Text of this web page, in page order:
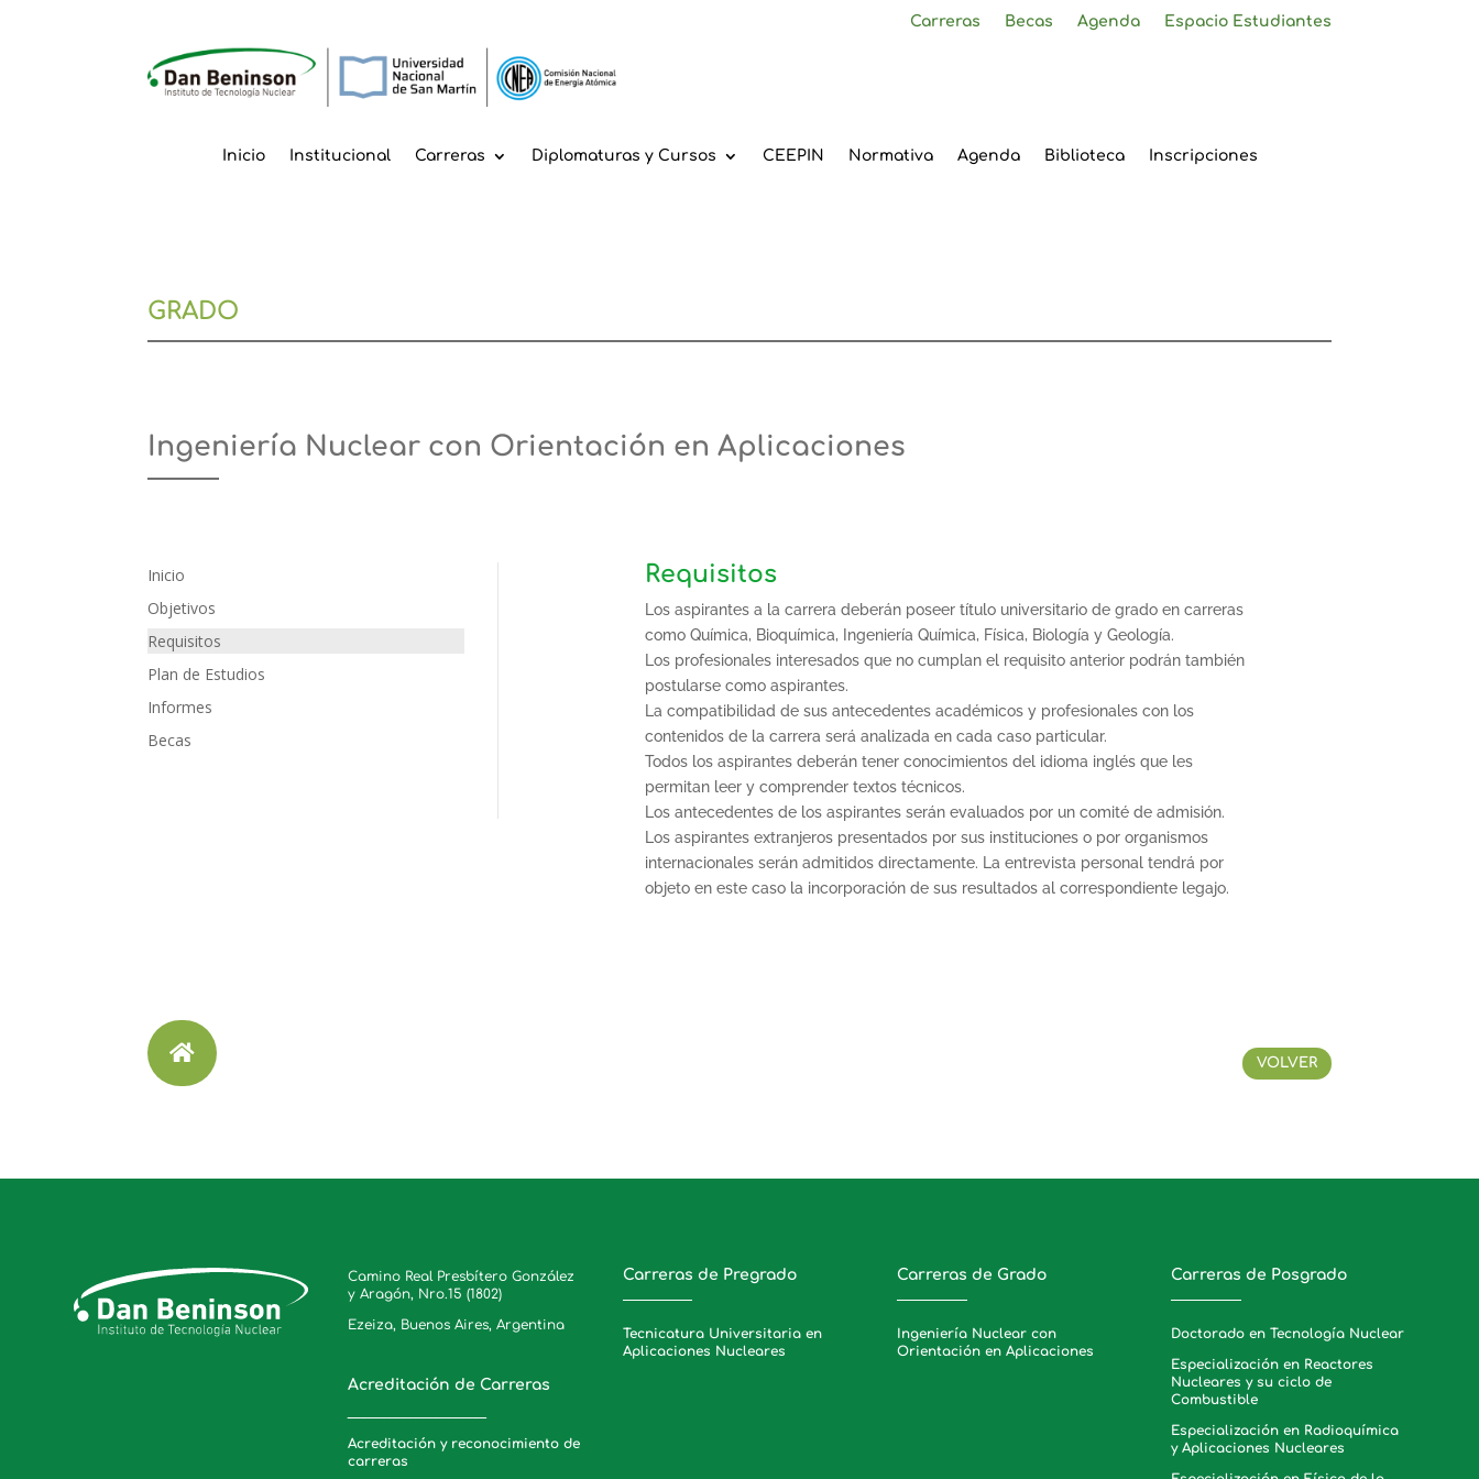
Carreras Becas Agenda Espacio Estudiantes
Inicio Institucional Carreras Diplomaturas y Cursos CEEPIN Normativa Agenda Biblioteca Inscripciones
GRADO
Ingeniería Nuclear con Orientación en Aplicaciones
Inicio
Objetivos
Requisitos
Plan de Estudios
Informes
Becas
Requisitos
Los aspirantes a la carrera deberán poseer título universitario de grado en carreras
como Química, Bioquímica, Ingeniería Química, Física, Biología y Geología.
Los profesionales interesados que no cumplan el requisito anterior podrán también
postularse como aspirantes.
La compatibilidad de sus antecedentes académicos y profesionales con los
contenidos de la carrera será analizada en cada caso particular.
Todos los aspirantes deberán tener conocimientos del idioma inglés que les
permitan leer y comprender textos técnicos.
Los antecedentes de los aspirantes serán evaluados por un comité de admisión.
Los aspirantes extranjeros presentados por sus instituciones o por organismos
internacionales serán admitidos directamente. La entrevista personal tendrá por
objeto en este caso la incorporación de sus resultados al correspondiente legajo.
 VOLVER
Camino Real Presbítero González
y Aragón, Nro.15 (1802)
Ezeiza, Buenos Aires, Argentina
Acreditación de Carreras
Acreditación y reconocimiento de
carreras
Carreras de Pregrado
Tecnicatura Universitaria en
Aplicaciones Nucleares
Carreras de Grado
Ingeniería Nuclear con
Orientación en Aplicaciones
Carreras de Posgrado
Doctorado en Tecnología Nuclear
Especialización en Reactores
Nucleares y su ciclo de
Combustible
Especialización en Radioquímica
y Aplicaciones Nucleares